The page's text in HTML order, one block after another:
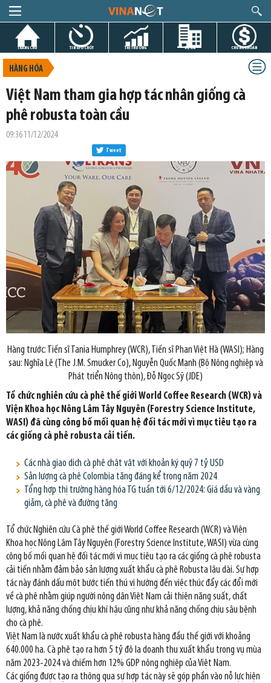
TRANG CHỦ TIN GIỜ CHÓT THỊ TRƯỜNG DỰ ÁN CHỨNG KHOÁN
HÀNG HÓA
Việt Nam tham gia hợp tác nhân giống cà
phê robusta toàn cầu
09:36 11/12/2024
Tweet
Hàng trước: Tiến sĩ Tania Humphrey (WCR), Tiến sĩ Phan Việt Hà (WASI); Hàng
sau: Nghĩa Lê (The J.M. Smucker Co), Nguyễn Quốc Mạnh (Bộ Nông nghiệp và
Phát triển Nông thôn), Đỗ Ngọc Sỹ (JDE)
Tổ chức nghiên cứu cà phê thế giới World Coffee Research (WCR) và
Viện Khoa học Nông Lâm Tây Nguyên (Forestry Science Institute,
WASI) đã cùng công bố mối quan hệ đối tác mới vì mục tiêu tạo ra
các giống cà phê robusta cải tiến.
Các nhà giao dịch cà phê chật vật với khoản ký quỹ 7 tỷ USD
Sản lượng cà phê Colombia tăng đáng kể trong năm 2024
Tổng hợp thị trường hàng hóa TG tuần tới 6/12/2024: Giá dầu và vàng
giảm, cà phê và đường tăng
Tổ chức Nghiên cứu Cà phê thế giới World Coffee Research (WCR) và Viện
Khoa học Nông Lâm Tây Nguyên (Forestry Science Institute, WASI) vừa cùng
công bố mối quan hệ đối tác mới vì mục tiêu tạo ra các giống cà phê robusta
cải tiến nhằm đảm bảo sản lượng xuất khẩu cà phê Robusta lâu dài. Sự hợp
tác này đánh dấu một bước tiến thú vị hướng đến việc thúc đẩy các đổi mới
về cà phê nhằm giúp người nông dân Việt Nam cải thiện năng suất, chất
lượng, khả năng chống chịu khí hậu cũng như khả năng chống chịu sâu bệnh
cho cà phê.
Việt Nam là nước xuất khẩu cà phê robusta hàng đầu thế giới với khoảng
640.000 ha. Cà phê tạo ra hơn 5 tỷ đô la doanh thu xuất khẩu trong vụ mùa
năm 2023-2024 và chiếm hơn 12% GDP nông nghiệp của Việt Nam.
Các giống được tạo ra thông qua sự hợp tác này sẽ góp phần vào nỗ lực hiện